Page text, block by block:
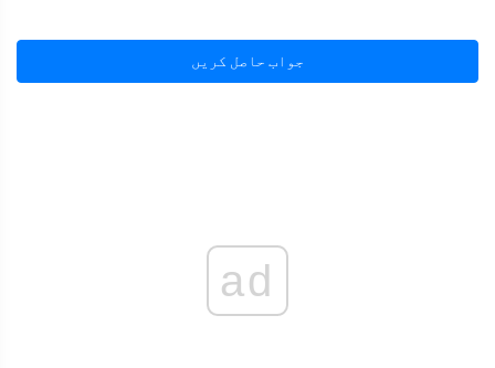
جواب حاصل کریں
ad